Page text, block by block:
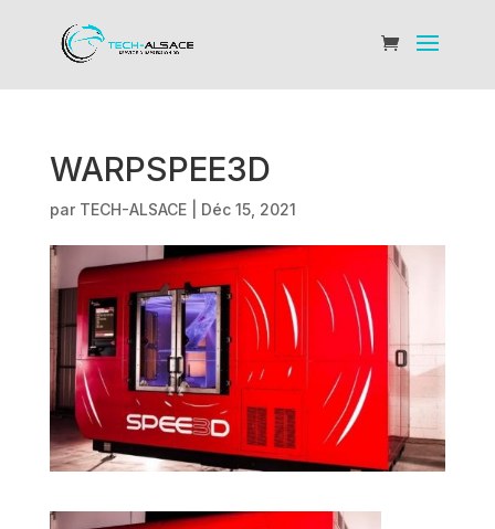
WARPSPEE3D
par TECH-ALSACE| Déc 15, 2021